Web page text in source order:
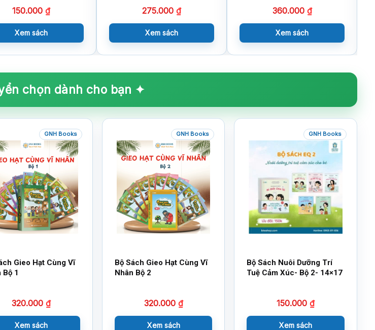
150.000 ₫
Xem sách
275.000 ₫
Xem sách
360.000 ₫
Xem sách
chọn dành cho bạn ✦
GNH Books
Gieo Hạt Cùng Vĩ
Bộ 1
320.000 ₫
Xem sách
GNH Books
Bộ Sách Gieo Hạt Cùng Vĩ
Nhân Bộ 2
320.000 ₫
Xem sách
GNH Books
Bộ Sách Nuôi Dưỡng Trí
Tuệ Cảm Xúc- Bộ 2- 14×17
150.000₫
Xem sách